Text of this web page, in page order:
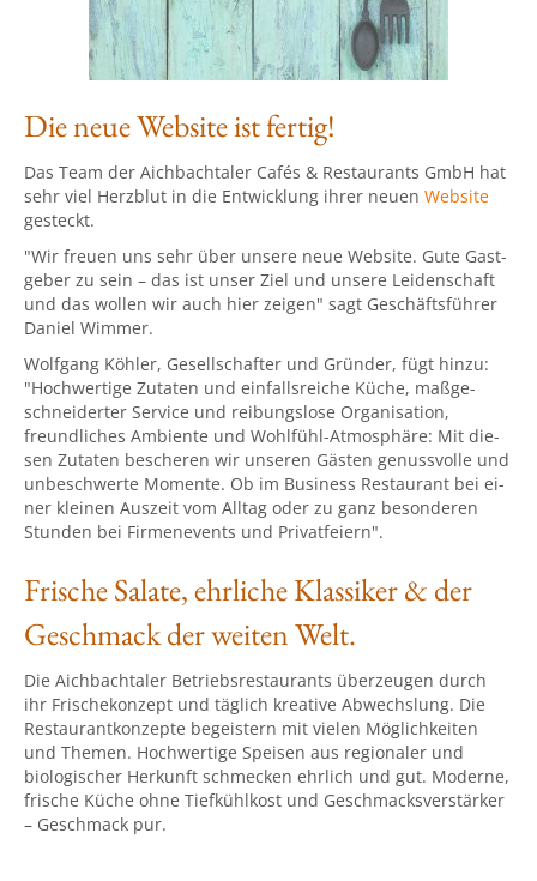
Die neue Website ist fertig!
Das Team der Aichbachtaler Cafés & Restaurants GmbH hat
sehr viel Herzblut in die Entwicklung ihrer neuen Website
gesteckt.
"Wir freuen uns sehr über unsere neue Website. Gute Gast­
geber zu sein – das ist unser Ziel und unsere Lei­den­schaft
und das wollen wir auch hier zeigen" sagt Geschäftsführer
Daniel Wimmer.
Wolfgang Köhler, Gesellschafter und Gründer, fügt hinzu:
"Hoch­wer­tige Zu­taten und ein­falls­reiche Küche, maß­ge­
schnei­der­ter Ser­vice und rei­bungs­lose Or­ga­ni­sat­ion,
freund­li­ches Am­biente und Wohlfühl-Atmo­sphä­re: Mit die­
sen Zu­ta­ten be­sche­ren wir un­se­ren Gäs­ten ge­nuss­vol­le und
unbeschwer­te Mo­men­te. Ob im Bu­si­ness Res­tau­rant bei ei­
ner klei­nen Aus­zeit vom All­tag oder zu ganz be­son­de­ren
Stun­den bei Fir­men­events und Pri­vat­feiern".
Frische Salate, ehrliche Klassiker & der
Geschmack der weiten Welt.
Die Aichbachtaler Betriebsrestaurants überzeugen durch
ihr Frischekonzept und täglich kreative Abwechslung. Die
Restaurantkonzepte begeistern mit vielen Möglichkeiten
und Themen. Hochwertige Speisen aus regionaler und
biologischer Herkunft schmecken ehrlich und gut. Moderne,
frische Küche ohne Tiefkühlkost und Geschmacksverstärker
– Geschmack pur.